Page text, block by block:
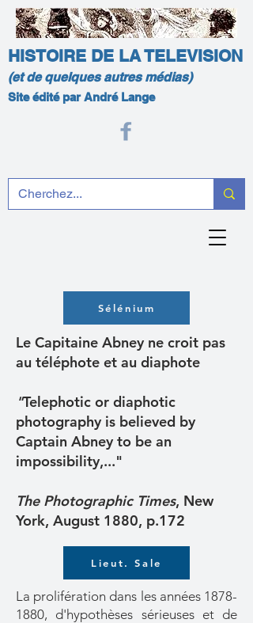
HISTOIRE DE LA TELEVISION
(et de quelques autres médias)
Site édité par André Lange
Sélénium
Le Capitaine Abney ne croit pas
au téléphote et au diaphote
"Telephotic or diaphotic
photography is believed by
Captain Abney to be an
impossibility,..."
The Photographic Times, New
York, August 1880, p.172
Lieut. Sale
La prolifération dans les années 1878-
1880, d'hypothèses sérieuses et de